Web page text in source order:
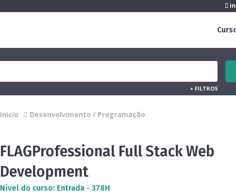
+ FILTROS
Inicío Desenvolvimento / Programação
FLAGProfessional Full Stack Web
Development
Nível do curso: Entrada - 378H